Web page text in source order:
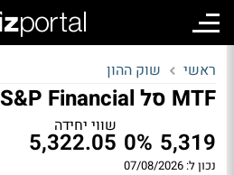
ראשי שוק ההון
MTF סל S&P Financial
5,319
0%
שווי יחידה
5,322.05
נכון ל: 07/08/2026